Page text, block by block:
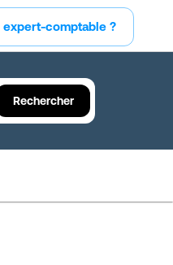
expert-comptable ?
Rechercher